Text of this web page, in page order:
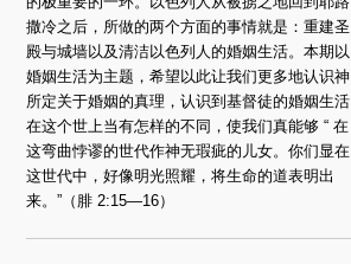
撒冷之后，所做的两个方面的事情就是：重建圣
殿与城墙以及清洁以色列人的婚姻生活。本期以
婚姻生活为主题，希望以此让我们更多地认识神
所定关于婚姻的真理，认识到基督徒的婚姻生活
在这个世上当有怎样的不同，使我们真能够 “ 在
这弯曲悖谬的世代作神无瑕疵的儿女。你们显在
这世代中，好像明光照耀，将生命的道表明出
来。”（腓 2:15—16）